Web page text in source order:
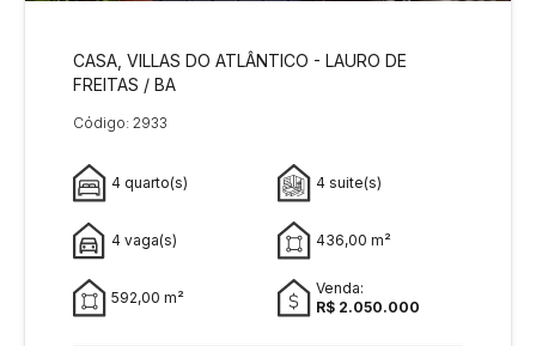
CASA, VILLAS DO ATLÂNTICO - LAURO DE
FREITAS / BA
Código: 2933
4 quarto(s) 4 suite(s)
4 vaga(s) 436,00 m²
592,00 m²
Venda:
R$ 2.050.000